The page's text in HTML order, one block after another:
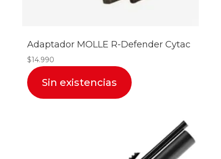
Adaptador MOLLE R-Defender Cytac
$14.990
Sin existencias